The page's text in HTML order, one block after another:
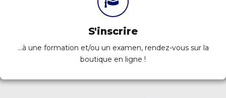
S'inscrire
...à une formation et/ou un examen, rendez-vous sur la
boutique en ligne !